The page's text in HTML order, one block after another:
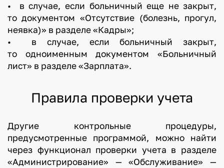
•
в случае, если больничный еще не закрыт,
то документом «Отсутствие (болезнь, прогул,
неявка)» в разделе «Кадры»;
•
в случае, если больничный закрыт,
то одноименным документом «Больничный
лист» в разделе «Зарплата».
Правила проверки учета
Другие контрольные процедуры,
предусмотренные программой, можно найти
через функционал проверки учета в разделе
«Администрирование» — «Обслуживание» —